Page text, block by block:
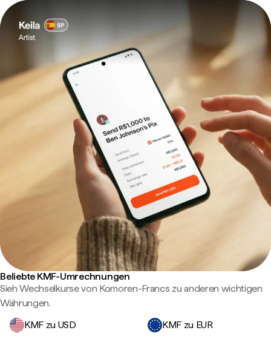
Beliebte KMF-Umrechnungen
Sieh Wechselkurse von Komoren-Francs zu anderen wichtigen
Währungen.
KMF zu USD
KMF zu EUR